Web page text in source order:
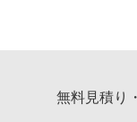
無料見積り